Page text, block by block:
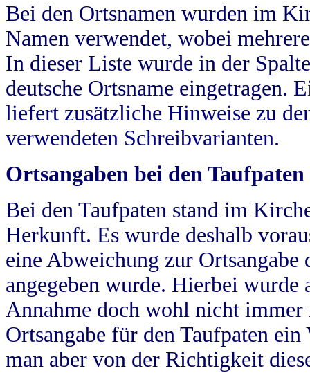
Bei den Ortsnamen wurden im
Namen verwendet, wobei
In dieser Liste wurde in der
deutsche Ortsname eingetragen.
liefert zusätzliche Hinweise zu
verwendeten Schreibvarianten.
Ortsangaben bei den Taufpaten
Bei den Taufpaten stand im
Herkunft. Es wurde deshalb
eine Abweichung zur
angegeben wurde. Hierbei wurde
Annahme doch wohl nicht
Ortsangabe für den Taufpaten
man aber von der Richtigkeit